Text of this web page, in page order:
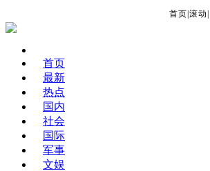
首页 滚动
首页
最新
热点
国内
社会
国际
军事
文娱